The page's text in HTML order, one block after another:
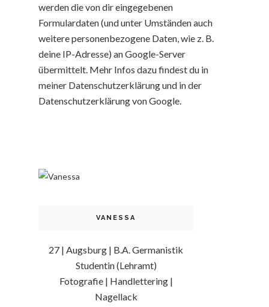
werden die von dir eingegebenen
Formulardaten (und unter Umständen auch
weitere personenbezogene Daten, wie z. B.
deine IP-Adresse) an Google-Server
übermittelt. Mehr Infos dazu findest du in
meiner Datenschutzerklärung und in der
Datenschutzerklärung von Google.
VANESSA
27 | Augsburg | B.A. Germanistik
Studentin (Lehramt)
Fotografie | Handlettering |
Nagellack